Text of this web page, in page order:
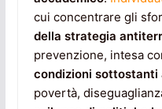
cui concentrare gli
della strategia
prevenzione, intesa
condizioni sottostanti
povertà,